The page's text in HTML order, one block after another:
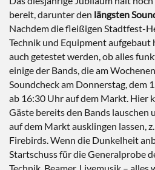
bereit, darunter den längsten
Nachdem die fleißigen Stadtfest-
Technik und Equipment aufgebaut
auch getestet werden, ob alles
einige der Bands, die am
Soundcheck am Donnerstag, dem
ab 16:30 Uhr auf dem Markt. Hier
Gäste bereits den Bands lauschen
auf dem Markt ausklingen lassen,
Firebirds. Wenn die Dunkelheit
Startschuss für die Generalprobe